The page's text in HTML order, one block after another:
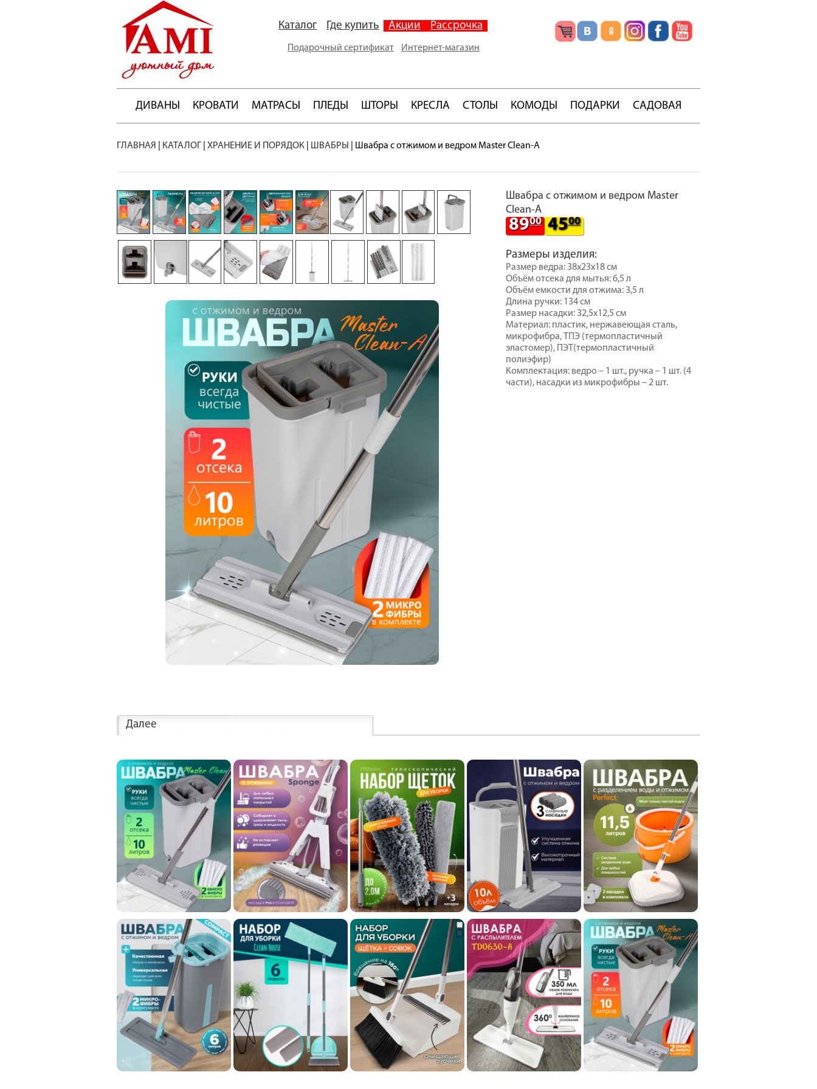
Каталог Где купить Акции Рассрочка
Подарочный сертификат Интернет-магазин
ДИВАНЫ КРОВАТИ МАТРАСЫ ПЛЕДЫ ШТОРЫ КРЕСЛА СТОЛЫ КОМОДЫ ПОДАРКИ САДОВАЯ
ГЛАВНАЯ КАТАЛОГ ХРАНЕНИЕ И ПОРЯДОК ШВАБРЫ Швабра с отжимом и ведром Master Clean-A
Швабра с отжимом и ведром Master
Clean-A
8900 4500
Размеры изделия:
Размер ведра: 38х23х18 см
Объём отсека для мытья: 6,5 л
Объём емкости для отжима: 3,5 л
Длина ручки: 134 см
Размер насадки: 32,5х12,5 см
Материал: пластик, нержавеющая сталь,
микрофибра, ТПЭ (термопластичный
эластомер), ПЭТ(термопластичный
полиэфир)
Комплектация: ведро – 1 шт., ручка – 1 шт. (4
части), насадки из микрофибры – 2 шт.
Далее